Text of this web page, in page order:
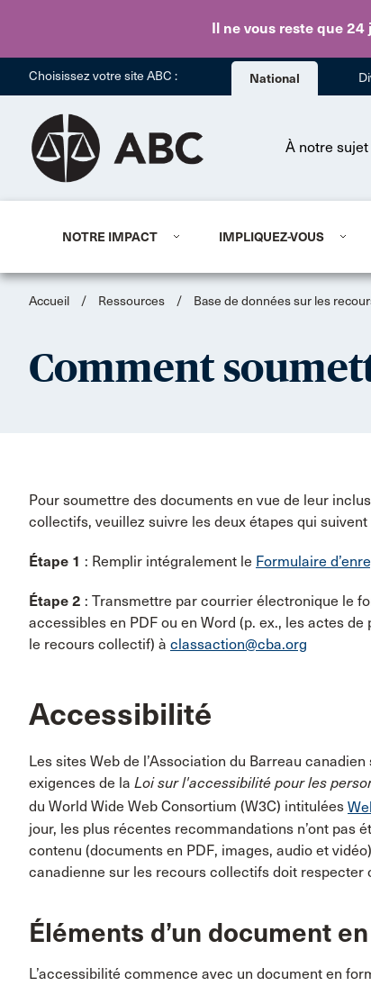
Il ne vous reste que 24
Choisissez votre site ABC : National
À notre sujet
NOTRE IMPACT IMPLIQUEZ-VOUS
Accueil / Ressources / Base de données sur les
Comment
Pour soumettre des documents en vue de leur
collectifs, veuillez suivre les deux étapes qui suivent
Étape 1 : Remplir intégralement le Formulaire
Étape 2 : Transmettre par courrier électronique le
accessibles en PDF ou en Word (p. ex., les actes
le recours collectif) à classaction@cba.org
Accessibilité
Les sites Web de l’Association du Barreau
exigences de la Loi sur l'accessibilité pour les
du World Wide Web Consortium (W3C) intitulées
jour, les plus récentes recommandations n’ont pas
contenu (documents en PDF, images, audio et
canadienne sur les recours collectifs doit respecter
Éléments d’un document
L’accessibilité commence avec un document en